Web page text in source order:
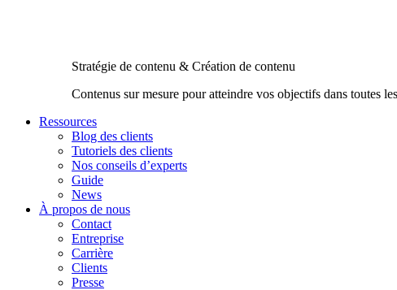
Stratégie de contenu & Création de contenu
Contenus sur mesure pour atteindre vos objectifs dans toutes
Ressources
Blog des clients
Tutoriels des clients
Nos conseils d’experts
Guide
News
À propos de nous
Contact
Entreprise
Carrière
Clients
Presse